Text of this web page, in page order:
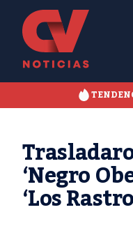
‘Negro
‘Los